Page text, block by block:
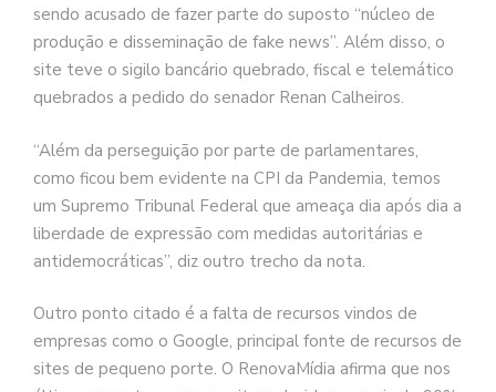
sendo acusado de fazer parte do suposto “núcleo de
produção e disseminação de fake news”. Além disso, o
site teve o sigilo bancário quebrado, fiscal e telemático
quebrados a pedido do senador Renan Calheiros.
“Além da perseguição por parte de parlamentares,
como ficou bem evidente na CPI da Pandemia, temos
um Supremo Tribunal Federal que ameaça dia após dia a
liberdade de expressão com medidas autoritárias e
antidemocráticas”, diz outro trecho da nota.
Outro ponto citado é a falta de recursos vindos de
empresas como o Google, principal fonte de recursos de
sites de pequeno porte. O RenovaMídia afirma que nos